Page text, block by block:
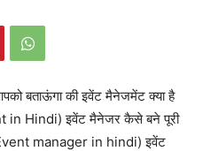
बताऊंगा की इवेंट मैनेजमेंट क्या है
Hindi) इवेंट मैनेजर कैसे बने पूरी
manager in hindi) इवेंट